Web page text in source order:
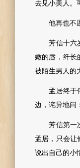
去见小美人。
他再也不愿
芳信十六岁
嫩的唇，纤长
被陌生男人的
孟居终于停
边，诧异地问
芳信第一次
孟居，只会让
说出自己的小